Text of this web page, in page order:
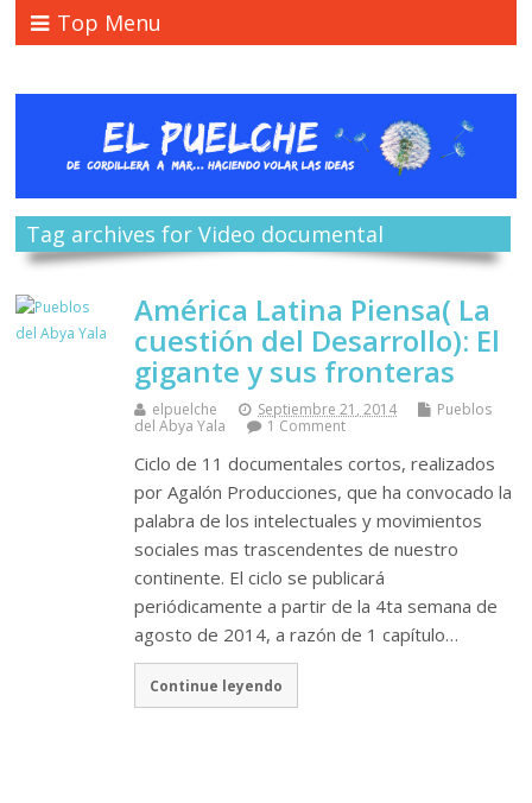
Top Menu
Tag archives for Video documental
América Latina Piensa( La
cuestión del Desarrollo): El
gigante y sus fronteras
elpuelche Septiembre 21, 2014
Pueblos
del Abya Yala
1 Comment
Ciclo de 11 documentales cortos, realizados
por Agalón Producciones, que ha convocado la
palabra de los intelectuales y movimientos
sociales mas trascendentes de nuestro
continente. El ciclo se publicará
periódicamente a partir de la 4ta semana de
agosto de 2014, a razón de 1 capítulo…
Continue leyendo